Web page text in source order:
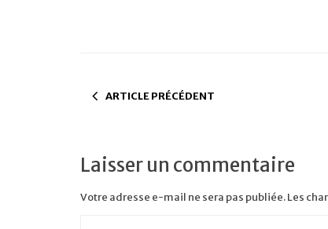
ARTICLE PRÉCÉDENT
Laisser un commentaire
Votre adresse e-mail ne sera pas publiée.Les